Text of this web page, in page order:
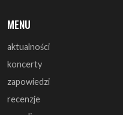
zapowiedzi
recenzje
zagrali
monografie
artykuły
wywiady